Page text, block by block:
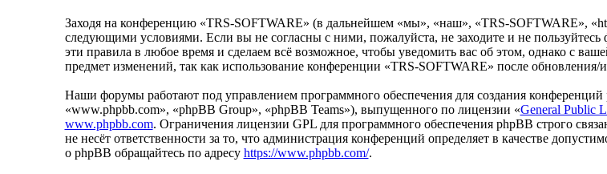
Заходя на конференцию «TRS-SOFTWARE» (в дальнейшем «мы», «наш», «TRS-SOFTWARE»,
следующими условиями. Если вы не согласны с ними, пожалуйста, не заходите и не
эти правила в любое время и сделаем всё возможное, чтобы уведомить вас об этом, однако с
предмет изменений, так как использование конференции «TRS-SOFTWARE» после обновления/
Наши форумы работают под управлением программного обеспечения для создания
«www.phpbb.com», «phpBB Group», «phpBB Teams»), выпущенного по лицензии «General Public
www.phpbb.com. Ограничения лицензии GPL для программного обеспечения phpBB строго
не несёт ответственности за то, что администрация конференций определяет в качестве
о phpBB обращайтесь по адресу https://www.phpbb.com/.